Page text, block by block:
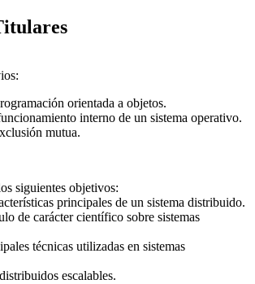
orientada a objetos.
interno de un sistema operativo.
mutua.
siguientes objetivos:
principales de un sistema distribuido.
de carácter científico sobre sistemas
técnicas utilizadas en sistemas
escalables.